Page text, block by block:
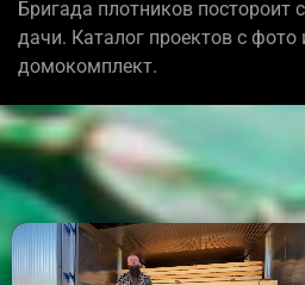
Бригада плотников постороит
дачи. Каталог проектов с фото
домокомплект.